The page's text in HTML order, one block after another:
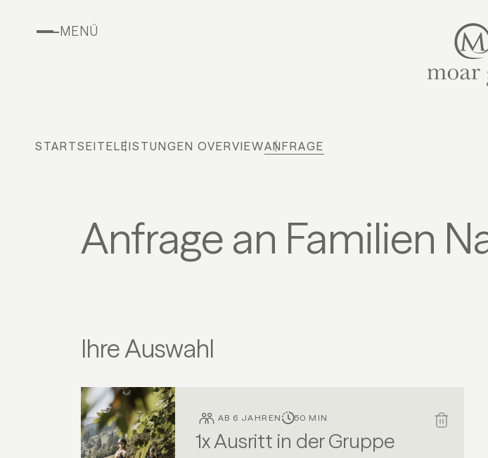
MENÜ
Suiten &
Bauernhof
Aktiv
STARTSEITELEISTUNGEN OVERVIEWANFRAGE
Anfrage an Familien
Ihre Auswahl
AB 6 JAHREN 50 MIN
1x Ausritt in der Gruppe